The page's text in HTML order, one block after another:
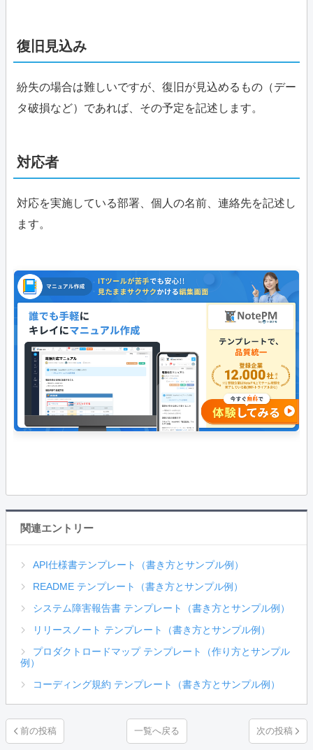
復旧見込み
紛失の場合は難しいですが、復旧が見込めるもの（デー
タ破損など）であれば、その予定を記述します。
対応者
対応を実施している部署、個人の名前、連絡先を記述し
ます。
関連エントリー
API仕様書テンプレート（書き方とサンプル例）
README テンプレート（書き方とサンプル例）
システム障害報告書 テンプレート（書き方とサンプル例）
リリースノート テンプレート（書き方とサンプル例）
プロダクトロードマップ テンプレート（作り方とサンプル
例）
コーディング規約 テンプレート（書き方とサンプル例）
一覧へ戻る